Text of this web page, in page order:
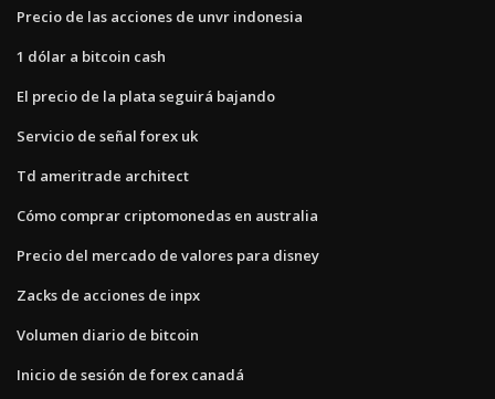
Precio de las acciones de unvr indonesia
1 dólar a bitcoin cash
El precio de la plata seguirá bajando
Servicio de señal forex uk
Td ameritrade architect
Cómo comprar criptomonedas en australia
Precio del mercado de valores para disney
Zacks de acciones de inpx
Volumen diario de bitcoin
Inicio de sesión de forex canadá